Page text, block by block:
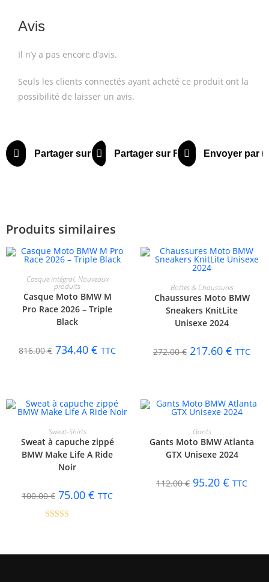
Avis
Il n’y a pas encore d’avis.
Seuls les clients connectés ayant acheté ce produit ont la
possibilité de laisser un avis.
Partager sur X Partager sur FacebookEnvoyer par
Produits similaires
-10%
CHOIX DES OPTIONS
Casque intégral, Nouveaux
produits
Casque Moto BMW M
Pro Race 2026 – Triple
Black
816.00€ 734.40 € TTC
-20%
CHOIX DES OPTIONS
Bottes & Chaussures
Chaussures Moto BMW
Sneakers KnitLite
Unisexe 2024
272.00€ 217.60 € TTC
-25%
CHOIX DES OPTIONS
Sweat-Shirts
Sweat à capuche zippé
BMW Make Life A Ride
Noir
100.00€ 75.00 € TTC
-15%
CHOIX DES OPTIONS
Gants
Gants Moto BMW Atlanta
GTX Unisexe 2024
112.00€ 95.20 € TTC